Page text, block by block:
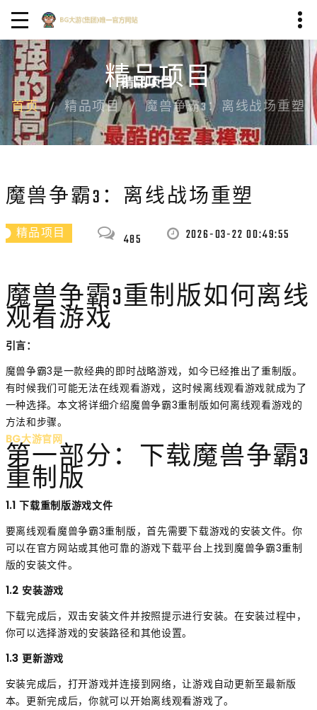
精品项目
首页 精品项目 魔兽争霸3：离线战场重塑
魔兽争霸3：离线战场重塑
精品项目 485 2026-03-22 00:49:55
魔兽争霸3重制版如何离线
观看游戏
引言：
魔兽争霸3是一款经典的即时战略游戏，如今已经推出了重制版。
有时候我们可能无法在线观看游戏，这时候离线观看游戏就成为了
一种选择。本文将详细介绍魔兽争霸3重制版如何离线观看游戏的
方法和步骤。
BG大游官网
第一部分：下载魔兽争霸3
重制版
1.1 下载重制版游戏文件
要离线观看魔兽争霸3重制版，首先需要下载游戏的安装文件。你
可以在官方网站或其他可靠的游戏下载平台上找到魔兽争霸3重制
版的安装文件。
1.2 安装游戏
下载完成后，双击安装文件并按照提示进行安装。在安装过程中，
你可以选择游戏的安装路径和其他设置。
1.3 更新游戏
安装完成后，打开游戏并连接到网络，让游戏自动更新至最新版
本。更新完成后，你就可以开始离线观看游戏了。